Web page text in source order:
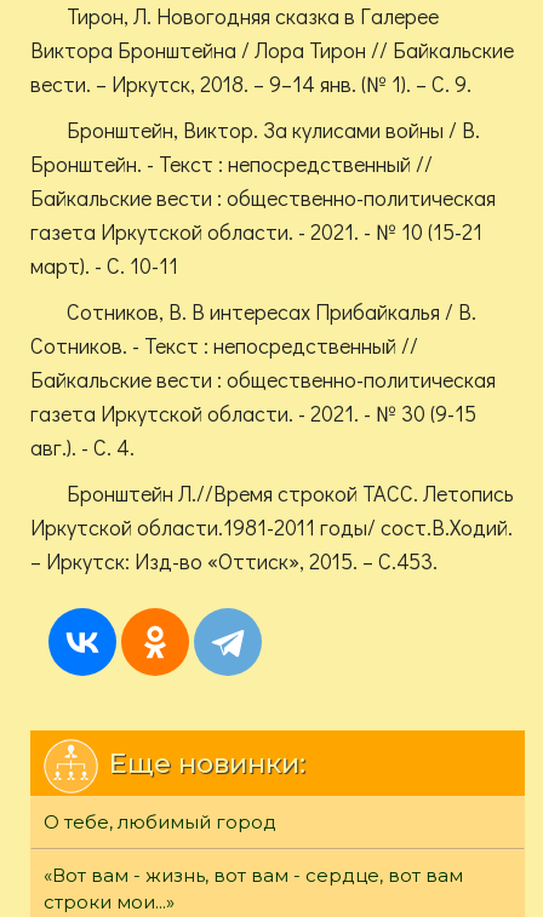
Тирон, Л. Новогодняя сказка в Галерее
Виктора Бронштейна / Лора Тирон // Байкальские
вести. – Иркутск, 2018. – 9–14 янв. (№ 1). – С. 9.
Бронштейн, Виктор. За кулисами войны / В.
Бронштейн. - Текст : непосредственный //
Байкальские вести : общественно-политическая
газета Иркутской области. - 2021. - № 10 (15-21
март). - С. 10-11
Сотников, В. В интересах Прибайкалья / В.
Сотников. - Текст : непосредственный //
Байкальские вести : общественно-политическая
газета Иркутской области. - 2021. - № 30 (9-15
авг.). - С. 4.
Бронштейн Л.//Время строкой ТАСС. Летопись
Иркутской области.1981-2011 годы/ сост.В.Ходий.
– Иркутск: Изд-во «Оттиск», 2015. – С.453.
Еще новинки:
О тебе, любимый город
«Вот вам - жизнь, вот вам - сердце, вот вам
строки мои...»